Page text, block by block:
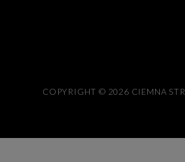
COPYRIGHT © 2026 CIEMNA